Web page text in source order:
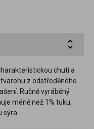
chutí a
z odstředěného
Ručně vyráběný
méně než 1% tuku,